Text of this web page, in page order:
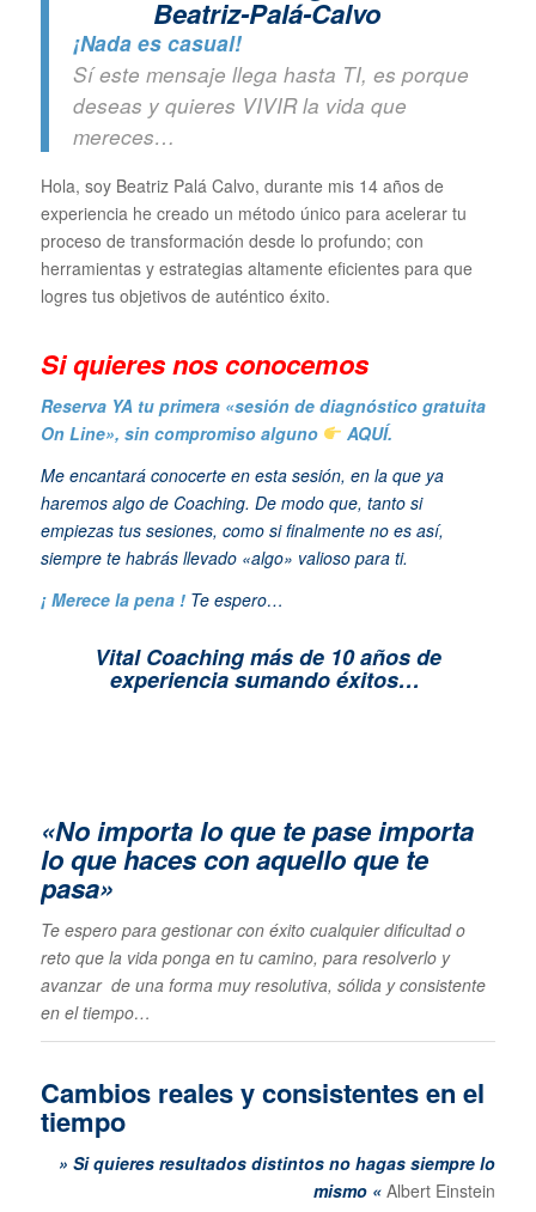
¡Nada es casual!
Sí este mensaje llega hasta TI, es porque
deseas y quieres VIVIR la vida que
mereces…
Hola, soy Beatriz Palá Calvo, durante mis 14 años de
experiencia he creado un método único para acelerar tu
proceso de transformación desde lo profundo; con
herramientas y estrategias altamente eficientes para que
logres tus objetivos de auténtico éxito.
Si quieres nos conocemos
Reserva YA tu primera «sesión de diagnóstico gratuita
On Line», sin compromiso alguno
AQUÍ.
Me encantará conocerte en esta sesión, en la que ya
haremos algo de Coaching. De modo que, tanto si
empiezas tus sesiones, como si finalmente no es así,
siempre te habrás llevado «algo» valioso para ti.
¡ Merece la pena ! Te espero…
Vital Coaching más de 10 años de
experiencia sumando éxitos…
«No importa lo que te pase importa
lo que haces con aquello que te
pasa»
Te espero para gestionar con éxito cualquier dificultad o
reto que la vida ponga en tu camino, para resolverlo y
avanzar de una forma muy resolutiva, sólida y consistente
en el tiempo…
Cambios reales y consistentes en el
tiempo
» Si quieres resultados distintos no hagas siempre lo
mismo « Albert Einstein